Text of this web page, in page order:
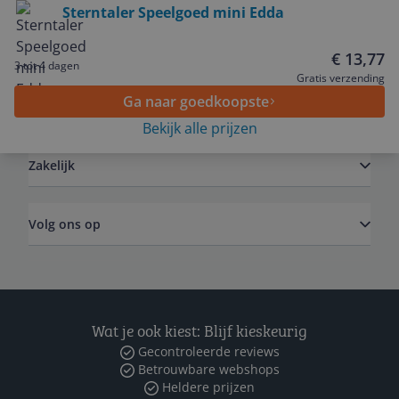
Sterntaler Speelgoed mini Edda
3 tot 4 dagen € 13,77
Gratis verzending
Ga naar goedkoopste
Bekijk alle prijzen
Service
Zakelijk
Volg ons op
Wat je ook kiest: Blijf kieskeurig
Gecontroleerde reviews
Betrouwbare webshops
Heldere prijzen